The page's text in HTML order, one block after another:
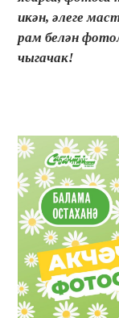
икән, әлеге
рам белән
чыгачак!